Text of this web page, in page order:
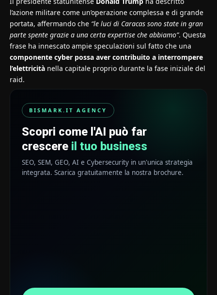
l’azione militare come un’operazione complessa e di grande
portata, affermando che “le luci di Caracas sono state in gran
parte spente grazie a una certa expertise che abbiamo”. Questa
frase ha innescato ampie speculazioni sul fatto che una
componente cyber possa aver contribuito a interrompere
l’elettricità nella capitale proprio durante la fase iniziale del
raid.
BISMARK.IT AGENCY
Scopri come l'AI può far
crescere il tuo business
SEO, SEM, GEO, AI e Cybersecurity in un'unica strategia
integrata. Scarica gratuitamente la nostra brochure.